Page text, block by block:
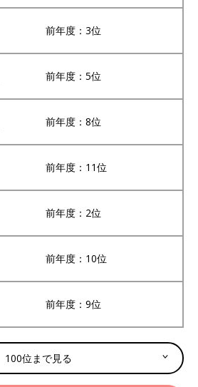
前年度：3位
前年度：5位
前年度：8位
前年度：11位
前年度：2位
前年度：10位
前年度：9位
100位まで見る